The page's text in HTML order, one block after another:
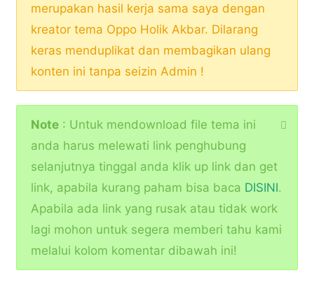
merupakan hasil kerja sama saya dengan
kreator tema Oppo Holik Akbar. Dilarang
keras menduplikat dan membagikan ulang
konten ini tanpa seizin Admin !
Note : Untuk mendownload file tema ini
anda harus melewati link penghubung
selanjutnya tinggal anda klik up link dan get
link, apabila kurang paham bisa baca DISINI.
Apabila ada link yang rusak atau tidak work
lagi mohon untuk segera memberi tahu kami
melalui kolom komentar dibawah ini!